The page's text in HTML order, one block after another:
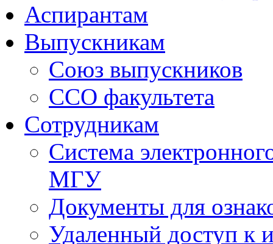
Аспирантам
Выпускникам
Союз выпускников
ССО факультета
Сотрудникам
Система
МГУ
Документы для
Удаленный доступ к